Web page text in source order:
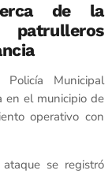
de la
Municipal
en el municipio de
operativo con
se registró